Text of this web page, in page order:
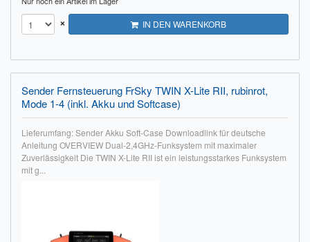
Impressum
Was wir bieten
Unsere Philosophie
KONTAKT
× IN DEN WARENKORB
Sender Fernsteuerung FrSky TWIN X-Lite RII, rubinrot,
Mode 1-4 (inkl. Akku und Softcase)
Lieferumfang: Sender Akku Soft-Case Downloadlink für deutsche
Anleitung OVERVIEW Dual-2,4GHz-Funksystem mit maximaler
Zuverlässigkeit Die TWIN X-Lite RII ist ein leistungsstarkes Funksystem
mit g...